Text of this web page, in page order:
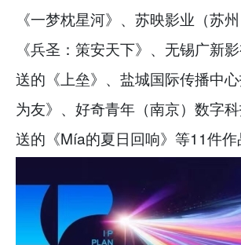
《一梦枕星河》、苏映影业（苏
《兵圣：策安天下》、无锡广新
送的《上垒》、盐城国际传播中
为友》、好奇青年（南京）数字
送的《Mía的夏日回响》等11件作